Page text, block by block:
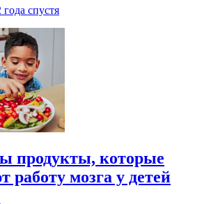
года спустя
продукты, которые
работу мозга у детей